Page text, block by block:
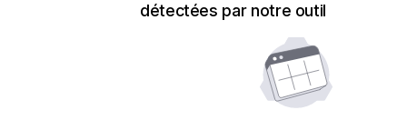
détectées par notre outil